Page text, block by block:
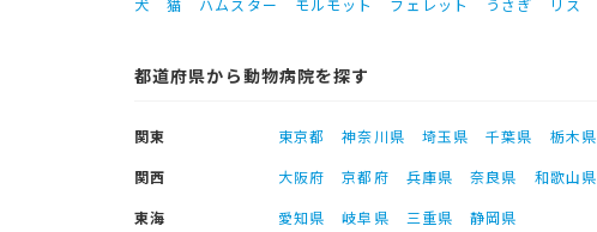
犬 猫 ハムスター モルモット フェレット うさぎ リス
都道府県から動物病院を探す
関東 東京都 神奈川県 埼玉県 千葉県 栃木県
関西
大阪府 京都府 兵庫県 奈良県 和歌山県
東海
愛知県 岐阜県 三重県
静岡県